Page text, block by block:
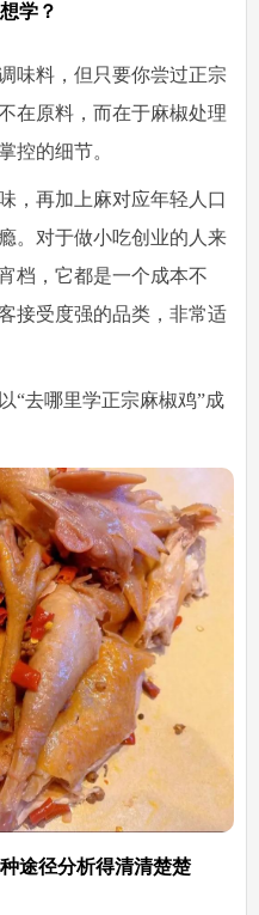
学？
味料，但只要你尝过正宗
在原料，而在于麻椒处理
控的细节。
，再加上麻对应年轻人口
。对于做小吃创业的人来
档，它都是一个成本不
接受度强的品类，非常适
“去哪里学正宗麻椒鸡”成
途径分析得清清楚楚